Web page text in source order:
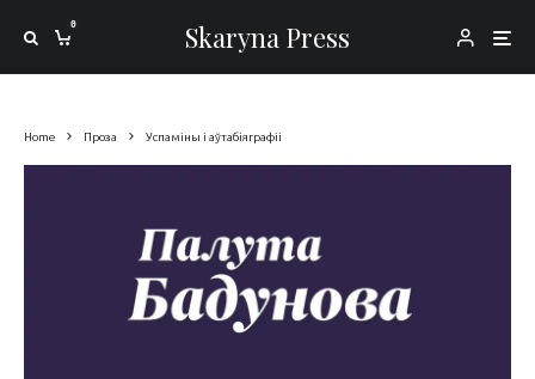
0 Skaryna Press
Home Проза Успаміны і аўтабіяграфіі